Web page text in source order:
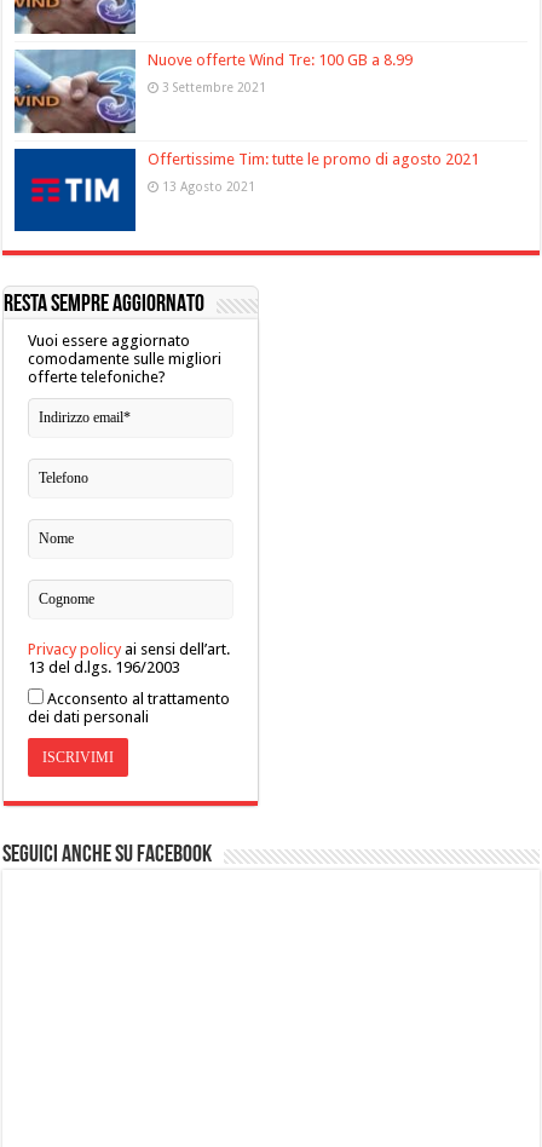
Nuove offerte Wind Tre: 100 GB a 8.99
3 Settembre 2021
Offertissime Tim: tutte le promo di agosto 2021
13 Agosto 2021
RESTA SEMPRE AGGIORNATO
Vuoi essere aggiornato
comodamente sulle migliori
offerte telefoniche?
Privacy policyai sensi dell’art.
13 del d.lgs. 196/2003
Acconsento al trattamento
dei dati personali
Seguici anche su Facebook